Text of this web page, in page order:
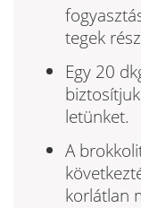
tegek
Egy 20
letünket.
A
korlátlan